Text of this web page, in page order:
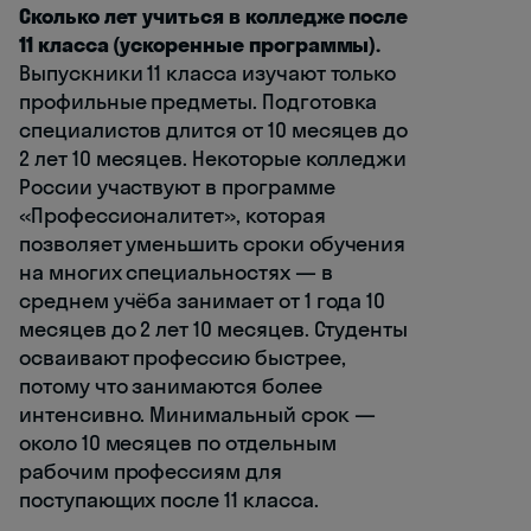
Сколько лет учиться в колледже после
11 класса (ускоренные программы).
Выпускники 11 класса изучают только
профильные предметы. Подготовка
специалистов длится от 10 месяцев до
2 лет 10 месяцев. Некоторые колледжи
России участвуют в программе
«Профессионалитет», которая
позволяет уменьшить сроки обучения
на многих специальностях — в
среднем учёба занимает от 1 года 10
месяцев до 2 лет 10 месяцев. Студенты
осваивают профессию быстрее,
потому что занимаются более
интенсивно. Минимальный срок —
около 10 месяцев по отдельным
рабочим профессиям для
поступающих после 11 класса.